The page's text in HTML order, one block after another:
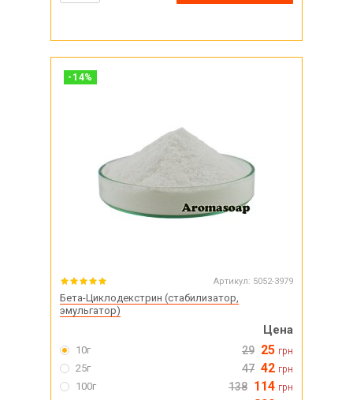
- 14%
Артикул: 5052-3979
Бета-Циклодекстрин (стабилизатор,
эмульгатор)
Цена
10г 29 25 грн
25г 47 42 грн
100г 138 114 грн